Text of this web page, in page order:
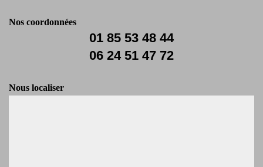
Nos coordonnées
01 85 53 48 44
06 24 51 47 72
Nous localiser